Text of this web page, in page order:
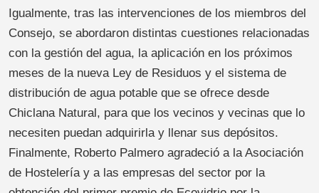
Igualmente, tras las intervenciones de los miembros del
Consejo, se abordaron distintas cuestiones relacionadas
con la gestión del agua, la aplicación en los próximos
meses de la nueva Ley de Residuos y el sistema de
distribución de agua potable que se ofrece desde
Chiclana Natural, para que los vecinos y vecinas que lo
necesiten puedan adquirirla y llenar sus depósitos.
Finalmente, Roberto Palmero agradeció a la Asociación
de Hostelería y a las empresas del sector por la